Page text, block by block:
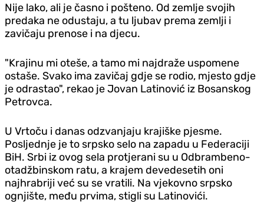
Nije lako, ali je časno i pošteno. Od zemlje svojih
predaka ne odustaju, a tu ljubav prema zemlji i
zavičaju prenose i na djecu.
"Krajinu mi oteše, a tamo mi najdraže uspomene
ostaše. Svako ima zavičaj gdje se rodio, mjesto gdje
je odrastao", rekao je Jovan Latinović iz Bosanskog
Petrovca.
U Vrtoču i danas odzvanjaju krajiške pjesme.
Posljednje je to srpsko selo na zapadu u Federaciji
BiH. Srbi iz ovog sela protjerani su u Odbrambeno-
otadžbinskom ratu, a krajem devedesetih oni
najhrabriji već su se vratili. Na vjekovno srpsko
ognjište, među prvima, stigli su Latinovići.